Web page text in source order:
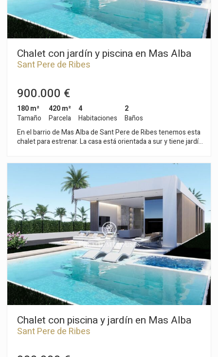
Chalet con jardín y piscina en Mas Alba
Sant Pere de Ribes
900.000 €
180 m²
Tamaño
420 m²
Parcela
4
Habitaciones
2
Baños
En el barrio de Mas Alba de Sant Pere de Ribes tenemos esta
chalet para estrenar. La casa está orientada a sur y tiene jardín
acceso al jardín y a la piscina. Seguidamente, tenemos una
cocina americana y un baño completo. La zona noche se
compone de en cuatro habitaciones dobles, una en suite.
Todos los dormitorios tienen acceso a una terraza. La
propiedad tiene en el porche de entrada una zona para
aparcar un coche. La fecha e entrega de esta vivienda está
prevista para el año 2026. La zona de Mas Alba se caracteriza
por encontrarse muy cerca del parque natural del Garraf y por
su gran tranquilidad. Todo ello sin renunciar a una muy buena
comunicación con Sitges y la autopista C-32 de acceso a
Barcelona y el aeropuerto del Prat.
Chalet con piscina y jardín en Mas Alba
Sant Pere de Ribes